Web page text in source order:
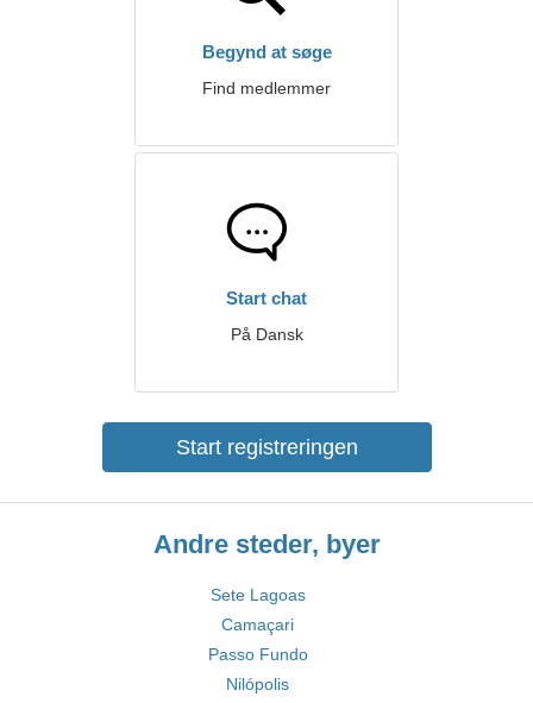
Begynd at søge
Find medlemmer
Start chat
På Dansk
Start registreringen
Andre steder, byer
Sete Lagoas
Camaçari
Passo Fundo
Nilópolis